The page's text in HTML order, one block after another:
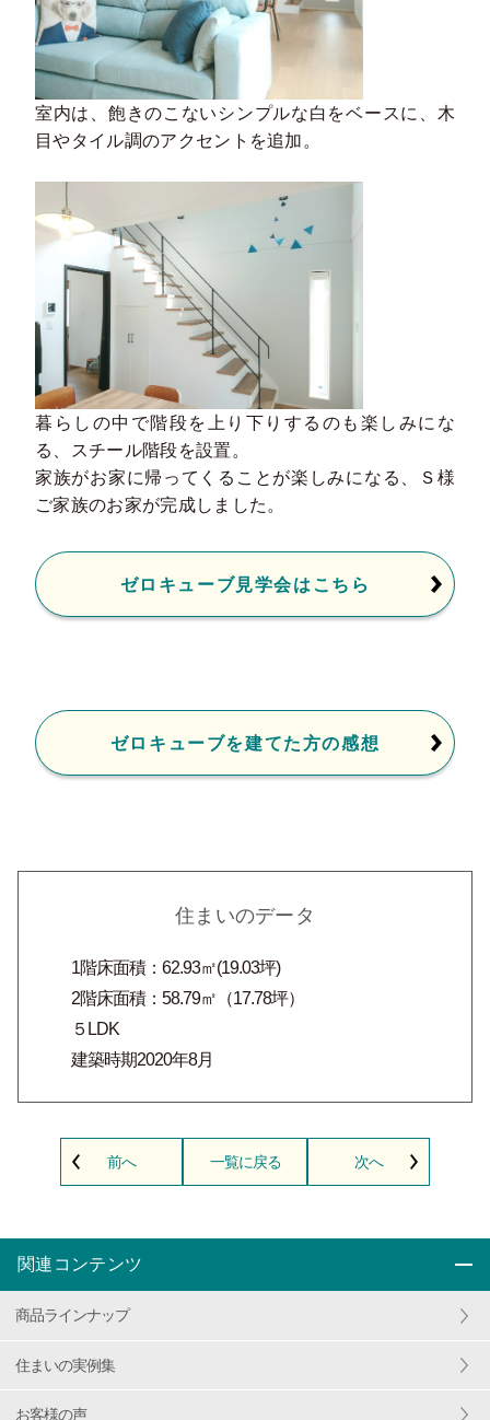
室内は、飽きのこないシンプルな白をベースに、木
目やタイル調のアクセントを追加。
暮らしの中で階段を上り下りするのも楽しみにな
る、スチール階段を設置。
家族がお家に帰ってくることが楽しみになる、Ｓ様
ご家族のお家が完成しました。
ゼロキューブ見学会はこちら
ゼロキューブを建てた方の感想
住まいのデータ
1階床面積：62.93㎡(19.03坪)
2階床面積：58.79㎡（17.78坪）
５LDK
建築時期2020年8月
前へ 一覧に戻る 次へ
関連コンテンツ
商品ラインナップ
住まいの実例集
お客様の声